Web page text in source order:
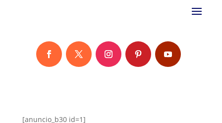
[anuncio_b30 id=1]